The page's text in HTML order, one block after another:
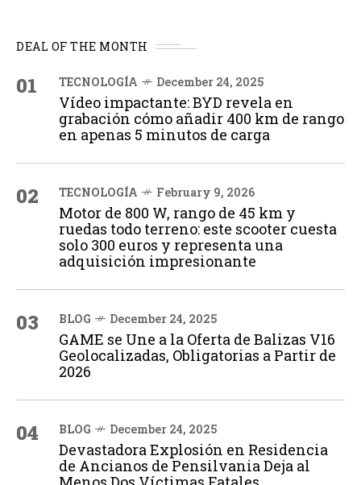
DEAL OF THE MONTH
01 TECNOLOGÍA December 24, 2025
Vídeo impactante: BYD revela en
grabación cómo añadir 400 km de rango
en apenas 5 minutos de carga
02 TECNOLOGÍA February 9, 2026
Motor de 800 W, rango de 45 km y
ruedas todo terreno: este scooter cuesta
solo 300 euros y representa una
adquisición impresionante
03 BLOG December 24, 2025
GAME se Une a la Oferta de Balizas V16
Geolocalizadas, Obligatorias a Partir de
2026
04 BLOG December 24, 2025
Devastadora Explosión en Residencia
de Ancianos de Pensilvania Deja al